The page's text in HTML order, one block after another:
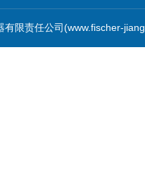
限责任公司(www.fischer-